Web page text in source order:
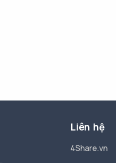
Liên hệ
4Share.vn